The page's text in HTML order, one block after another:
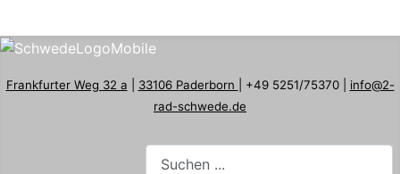
Frankfurter Weg 32 a 33106 Paderborn | +49 5251/75370 | info@2-
rad-schwede.de